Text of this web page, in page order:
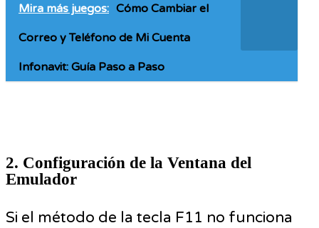
Mira más juegos: Cómo Cambiar el
Correo y Teléfono de Mi Cuenta
Infonavit: Guía Paso a Paso
2. Configuración de la Ventana del
Emulador
Si el método de la tecla F11 no funciona